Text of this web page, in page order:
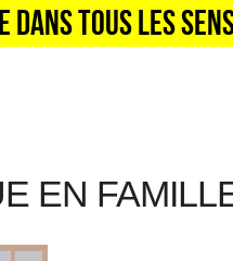
TOUS LES
EN